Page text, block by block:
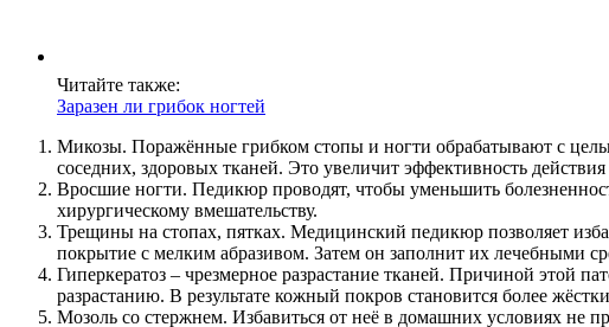
Читайте также:
Заразен ли грибок ногтей
Микозы. Поражённые грибком стопы и ногти обрабатывают с
соседних, здоровых тканей. Это увеличит эффективность
Вросшие ногти. Педикюр проводят, чтобы уменьшить
хирургическому вмешательству.
Трещины на стопах, пятках. Медицинский педикюр позволяет
покрытие с мелким абразивом. Затем он заполнит их лечебными
Гиперкератоз – чрезмерное разрастание тканей. Причиной этой
разрастанию. В результате кожный покров становится более
Мозоль со стержнем. Избавиться от неё в домашних условиях не